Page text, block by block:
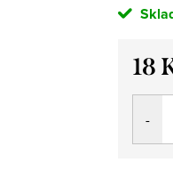
18
Měrná